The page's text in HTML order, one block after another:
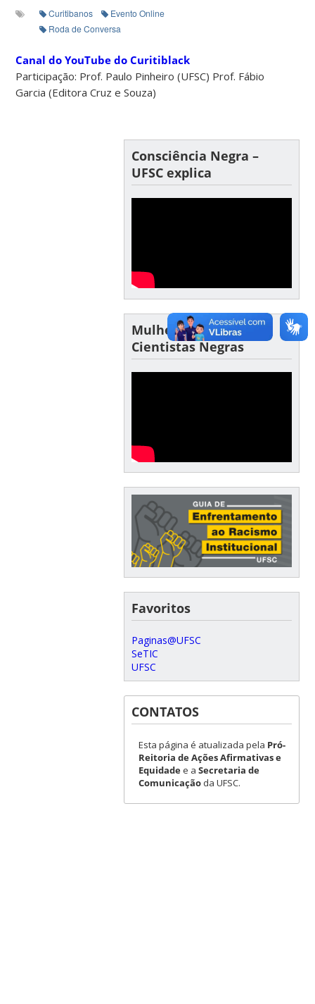
Curitibanos
Evento Online
Roda de Conversa
Canal do YouTube do Curitiblack
Participação: Prof. Paulo Pinheiro (UFSC) Prof. Fábio
Garcia (Editora Cruz e Souza)
Consciência Negra –
UFSC explica
Mulheres na Ciência –
Cientistas Negras
Favoritos
Paginas@UFSC
SeTIC
UFSC
CONTATOS
Esta página é atualizada pela Pró-
Reitoria de Ações Afirmativas e
Equidadee a Secretaria de
Comunicaçãoda UFSC.